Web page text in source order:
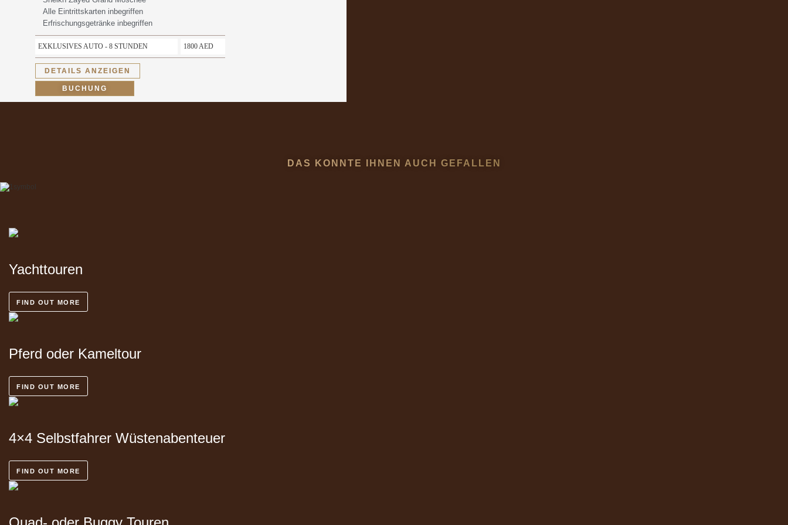
Alle Eintrittskarten inbegriffen
Erfrischungsgetränke inbegriffen
EXKLUSIVES AUTO - 8 STUNDEN 1800 AED
DETAILS ANZEIGEN
BUCHUNG
DAS KÖNNTE IHNEN AUCH GEFALLEN
Yachttouren
FIND OUT MORE
Pferd oder Kameltour
FIND OUT MORE
4×4 Selbstfahrer Wüstenabenteuer
FIND OUT MORE